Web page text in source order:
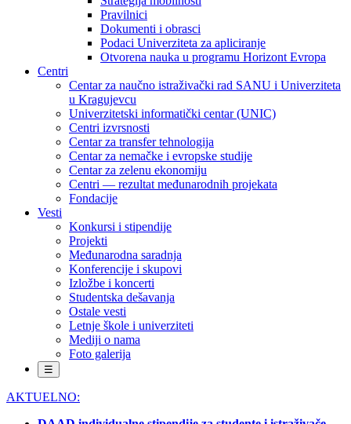
Pravilnici
Dokumenti i obrasci
Podaci Univerziteta za apliciranje
Otvorena nauka u programu Horizont Evropa
Centri
Centar za naučno istraživački rad SANU i Univerziteta
u Kragujevcu
Univerzitetski informatički centar (UNIC)
Centri izvrsnosti
Centar za transfer tehnologija
Centar za nemačke i evropske studije
Centar za zelenu ekonomiju
Centri — rezultat međunarodnih projekata
Fondacije
Vesti
Konkursi i stipendije
Projekti
Međunarodna saradnja
Konferencije i skupovi
Izložbe i koncerti
Studentska dešavanja
Ostale vesti
Letnje škole i univerziteti
Mediji o nama
Foto galerija
☰
AKTUELNO: